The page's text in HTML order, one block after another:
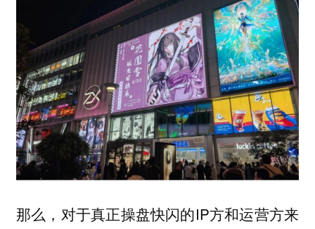
那么，对于真正操盘快闪的IP方和运营方来